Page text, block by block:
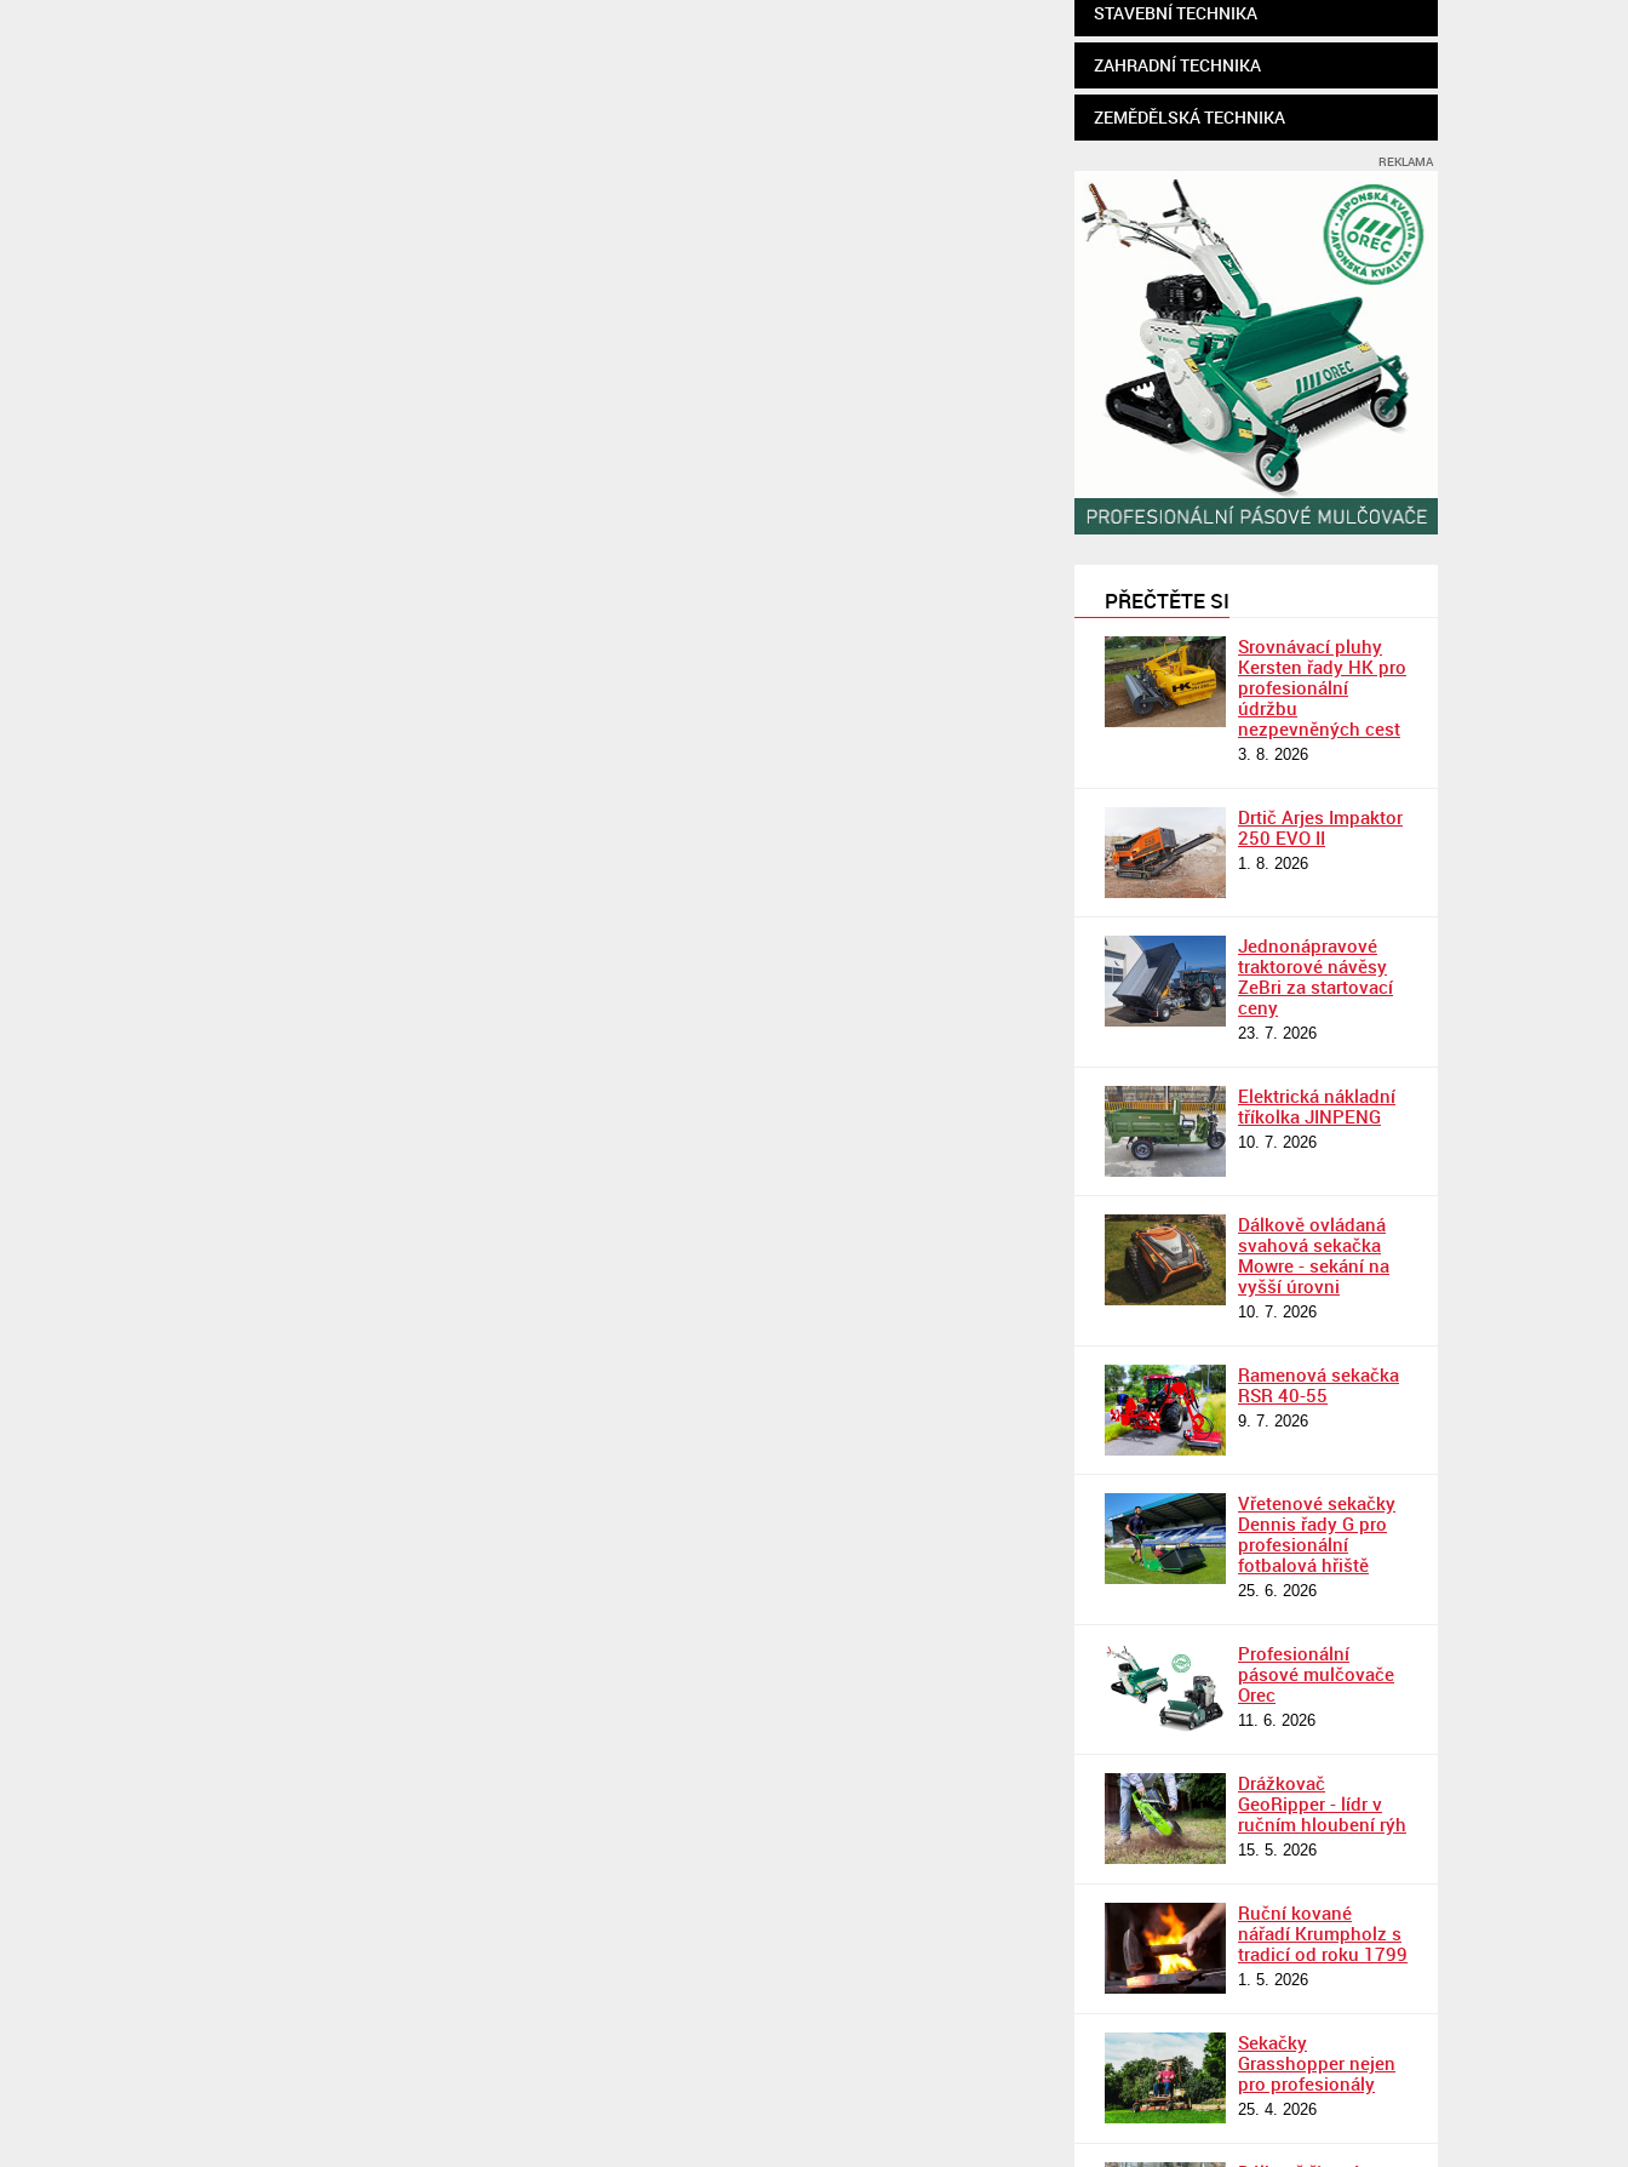
STAVEBNÍ TECHNIKA
ZAHRADNÍ TECHNIKA
ZEMĚDĚLSKÁ TECHNIKA
REKLAMA
PŘEČTĚTE SI
Srovnávací pluhy
Kersten řady HK pro
profesionální
údržbu
nezpevněných cest
3. 8. 2026
Drtič Arjes Impaktor
250 EVO II
1. 8. 2026
Jednonápravové
traktorové návěsy
ZeBri za startovací
ceny
23. 7. 2026
Elektrická nákladní
tříkolka JINPENG
10. 7. 2026
Dálkově ovládaná
svahová sekačka
Mowre - sekání na
vyšší úrovni
10. 7. 2026
Ramenová sekačka
RSR 40-55
9. 7. 2026
Vřetenové sekačky
Dennis řady G pro
profesionální
fotbalová hřiště
25. 6. 2026
Profesionální
pásové mulčovače
Orec
11. 6. 2026
Drážkovač
GeoRipper - lídr v
ručním hloubení rýh
15. 5. 2026
Ruční kované
nářadí Krumpholz s
tradicí od roku 1799
1. 5. 2026
Sekačky
Grasshopper nejen
pro profesionály
25. 4. 2026